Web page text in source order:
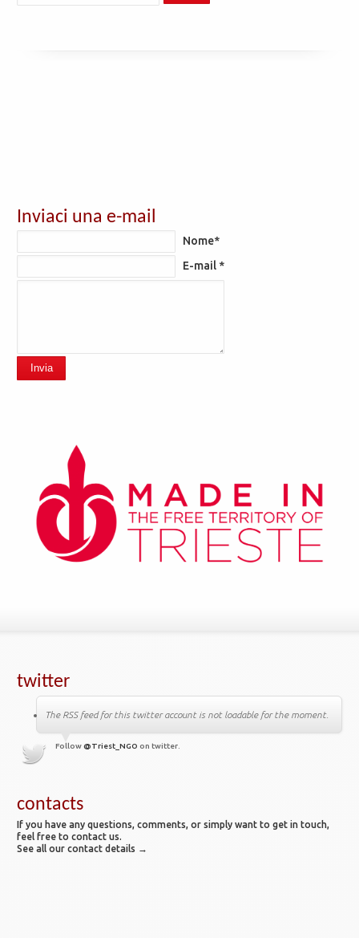
Inviaci una e-mail
Nome*
E-mail *
Invia
twitter
The RSS feed for this twitter account is not loadable for the moment.
Follow @Triest_NGO on twitter.
contacts
If you have any questions, comments, or simply want to get in touch,
feel free to contact us.
See all our contact details →